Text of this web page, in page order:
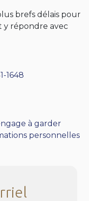
brefs délais pour
y répondre avec
1648
à garder
personnelles